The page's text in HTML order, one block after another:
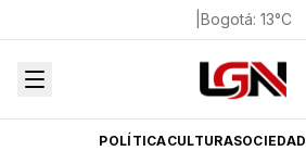
Bogotá: 13°C
POLÍTICACULTURASOCIEDAD